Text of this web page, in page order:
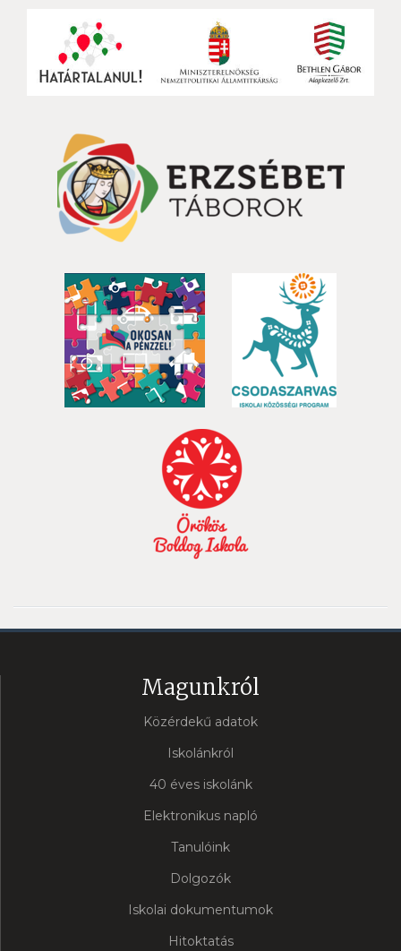
Magunkról
Közérdekű adatok
Iskolánkról
40 éves iskolánk
Elektronikus napló
Tanulóink
Dolgozók
Iskolai dokumentumok
Hitoktatás